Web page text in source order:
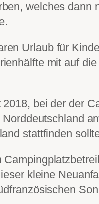
welches
Urlaub für
mit auf
bei der der
stattfinden
kleine